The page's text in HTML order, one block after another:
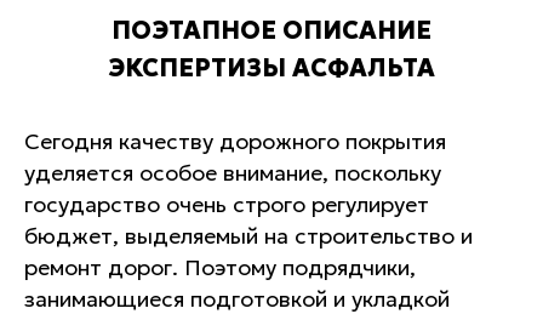
ПОЭТАПНОЕ ОПИСАНИЕ
ЭКСПЕРТИЗЫ АСФАЛЬТА
Сегодня качеству дорожного покрытия
уделяется особое внимание, поскольку
государство очень строго регулирует
бюджет, выделяемый на строительство и
ремонт дорог. Поэтому подрядчики,
занимающиеся подготовкой и укладкой